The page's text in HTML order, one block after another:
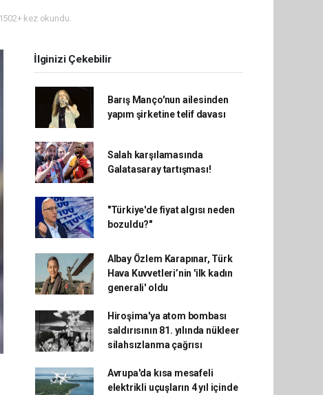
kez okundu.
İlginizi Çekebilir
Barış Manço'nun ailesinden
yapım şirketine telif davası
Salah karşılamasında
Galatasaray tartışması!
"Türkiye'de fiyat algısı neden
bozuldu?"
Albay Özlem Karapınar, Türk
Hava Kuvvetleri’nin 'ilk kadın
generali' oldu
Hiroşima'ya atom bombası
saldırısının 81. yılında nükleer
silahsızlanma çağrısı
Avrupa'da kısa mesafeli
elektrikli uçuşların 4 yıl içinde